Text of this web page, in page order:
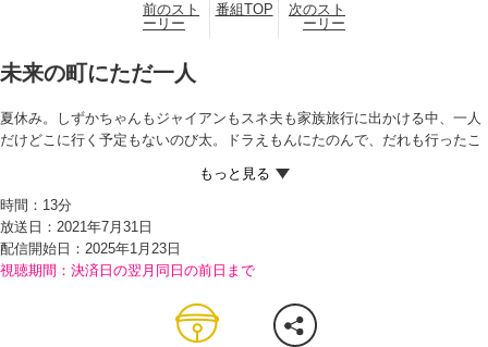
前のスト
ーリー
番組TOP
次のスト
ーリー
未来の町にただ一人
夏休み。しずかちゃんもジャイアンもスネ夫も家族旅行に出かける中、一人
だけどこに行く予定もないのび太。ドラえもんにたのんで、だれも行ったこ
「それどころじゃない！」とあわてた様子で未来に帰ってしまった…！
未来で何があったのか興味（きょうみ）がわいたのび太は、自分も『タイム
マシン』で2125年の東京に行ってみることに…！ すると、たどり着いた未来
の町はガラ～ンとしていて、人も車も見当たらず、お店にいるのもロボット
だけ…。
ゅう）人に攻撃（こうげき）され、もう人間が一人もいないのだと考える。
ドラミちゃんやセワシくんはどこに行ったのか…とにかく家にもどろうとす
時間： 13分
放送日：2021年7月31日
配信開始日： 2025年1月23日
視聴期間：決済日の翌月同日の前日まで